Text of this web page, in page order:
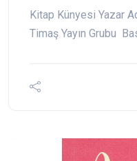
Kitap Künyesi Yazar
Timaş Yayın Grubu